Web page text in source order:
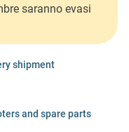
saranno evasi
shipment
and spare parts